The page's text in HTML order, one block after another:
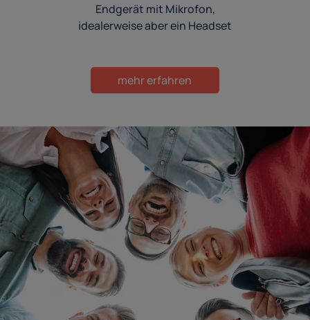
Endgerät mit Mikrofon,
idealerweise aber ein Headset
mehr erfahren